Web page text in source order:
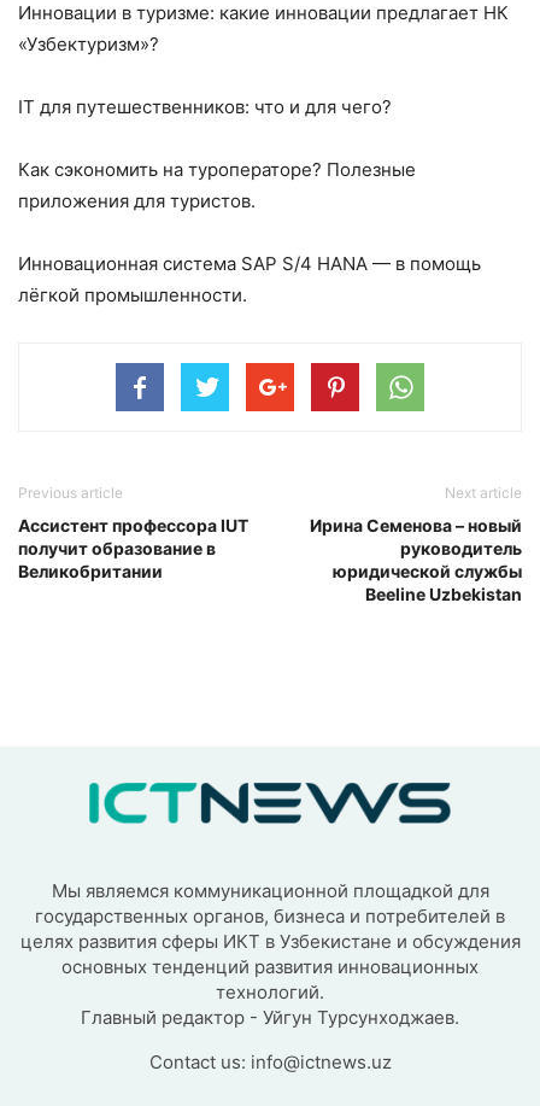
Инновации в туризме: какие инновации предлагает НК
«Узбектуризм»?
IT для путешественников: что и для чего?
Как сэкономить на туроператоре? Полезные
приложения для туристов.
Инновационная система SAP S/4 HANA — в помощь
лёгкой промышленности.
Previous article
Ассистент профессора IUT
получит образование в
Великобритании
Next article
Ирина Семенова – новый
руководитель
юридической службы
Beeline Uzbekistan
Мы являемся коммуникационной площадкой для
государственных органов, бизнеса и потребителей в
целях развития сферы ИКТ в Узбекистане и обсуждения
основных тенденций развития инновационных
технологий.
Главный редактор - Уйгун Турсунходжаев.
Contact us: info@ictnews.uz